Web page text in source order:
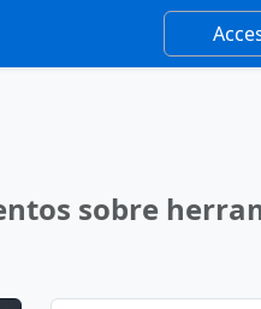
sobre